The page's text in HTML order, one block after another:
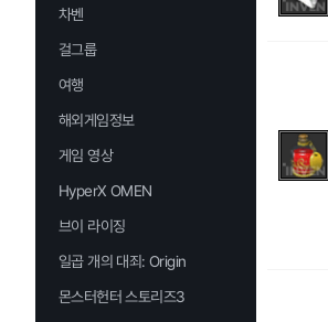
차벤
걸그룹
여행
해외게임정보
게임 영상
HyperX OMEN
브이 라이징
일곱 개의 대죄: Origin
몬스터헌터 스토리즈3